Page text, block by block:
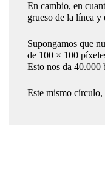
En cambio, en
grueso de la línea
Supongamos que
de 100 × 100
Esto nos da
Este mismo